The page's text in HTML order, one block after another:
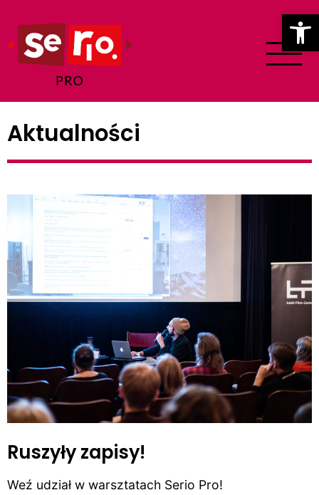
Aktualności
Ruszyły zapisy!
Weź udział w warsztatach Serio Pro!